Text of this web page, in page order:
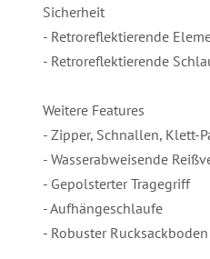
Sicherheit
- Retroreflektierende
- Retroreflektierende
Weitere Features
- Zipper, Schnallen, Klett-
- Wasserabweisende
- Gepolsterter Tragegriff
- Aufhängeschlaufe
- Robuster Rucksackboden